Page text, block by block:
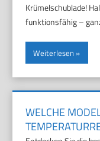
Krümelschublade!
funktionsfähig –
Weiterlesen
WELCHE